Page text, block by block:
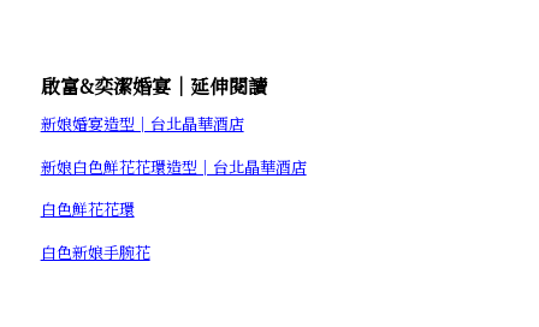
啟富&奕潔婚宴│延伸閱讀
新娘婚宴造型│台北晶華酒店
新娘白色鮮花花環造型│台北晶華酒店
白色鮮花花環
白色新娘手腕花